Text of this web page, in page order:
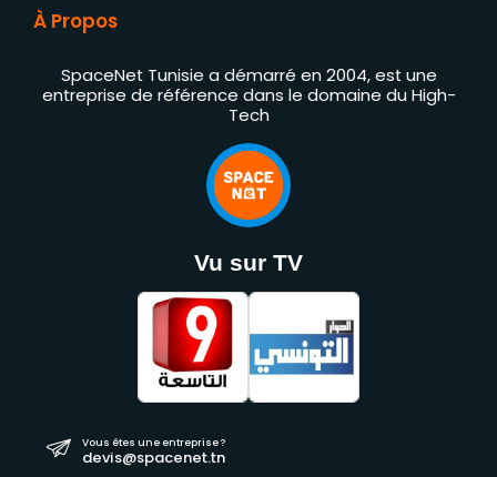
À Propos
SpaceNet Tunisie a démarré en 2004, est une
entreprise de référence dans le domaine du High-
Tech
Vu sur TV
Vous êtes une entreprise ?
devis@spacenet.tn